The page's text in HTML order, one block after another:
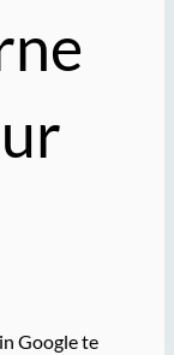
Google te